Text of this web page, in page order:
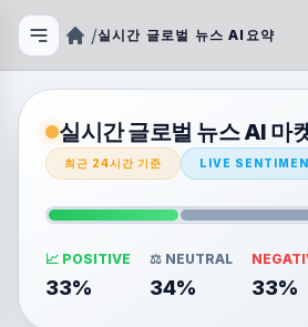
/실시간 글로벌 뉴스 AI요약
실시간 글로벌 뉴스 AI 마
최근 24시간 기준 LIVE
📈 POSITIVE
33%
⚖️ NEUTRAL
34% 33%